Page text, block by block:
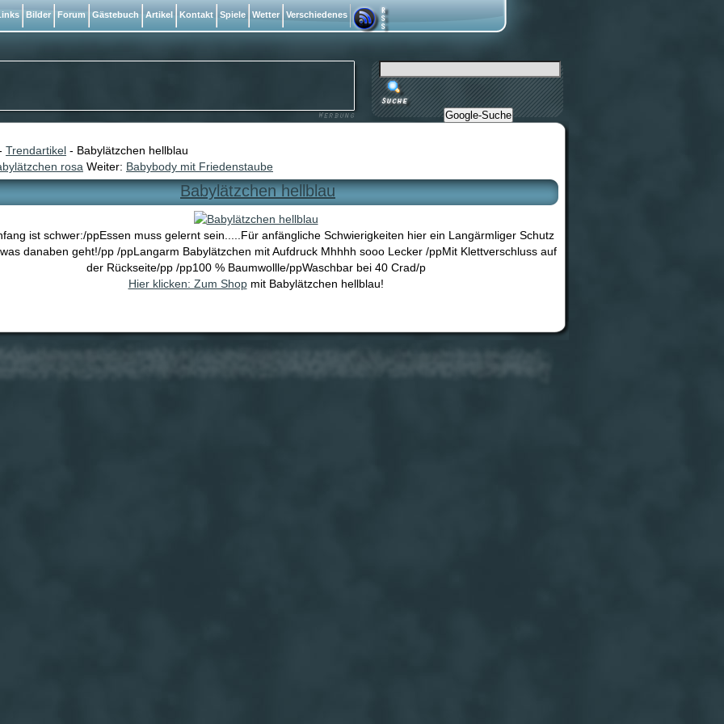
Trendartikel - Babylätzchen hellblau
rosa Weiter: Babybody mit Friedenstaube
Babylätzchen hellblau
ist schwer:/ppEssen muss gelernt sein.....Für anfängliche Schwierigkeiten hier ein Langärmliger Schutz
danaben geht!/pp /ppLangarm Babylätzchen mit Aufdruck Mhhhh sooo Lecker /ppMit Klettverschluss auf
der Rückseite/pp /pp100 % Baumwollle/ppWaschbar bei 40 Crad/p
Hier klicken: Zum Shopmit Babylätzchen hellblau!
Bilder Forum Gästebuch Artikel Kontakt Spiele Wetter Verschiedenes
Google-Suche